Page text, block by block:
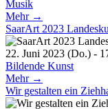
Musik
Mehr →
SaarArt 2023
22. Juni 2023 (Do.) -
Bildende Kunst
Mehr →
Wir gestalten ein